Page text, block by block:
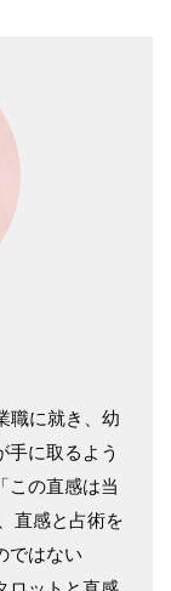
職に就き、幼
手に取るよう
この直感は当
直感と占術を
ではない